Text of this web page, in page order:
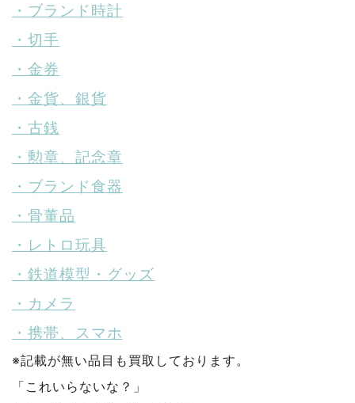
・ブランド時計
・切手
・金券
・金貨、銀貨
・古銭
・勲章、記念章
・ブランド食器
・骨董品
・レトロ玩具
・鉄道模型・グッズ
・カメラ
・携帯、スマホ
※記載が無い品目も買取しております。
「これいらないな？」